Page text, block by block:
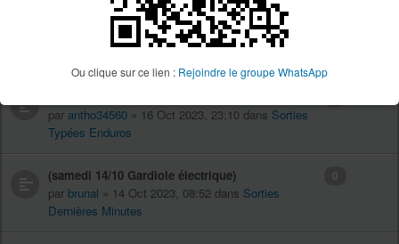
Ou clique sur ce lien : Rejoindre le groupe WhatsApp
» 11 Nov 2023, 23:00 dansPhotos et
par antho34560 » 16 Oct 2023, 23:10 dans Sorties
Typées Enduros
(samedi 14/10 Gardiole électrique)
par brunal » 14 Oct 2023, 08:52 dans Sorties
Dernières Minutes
0